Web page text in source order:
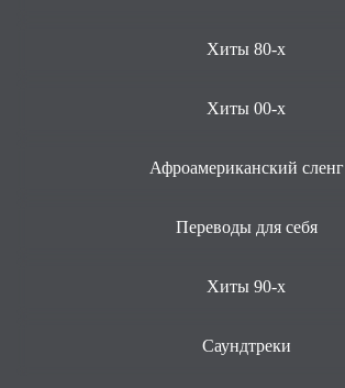
Хиты 80-х
Хиты 00-х
Афроамериканский сленг
Переводы для себя
Хиты 90-х
Саундтреки